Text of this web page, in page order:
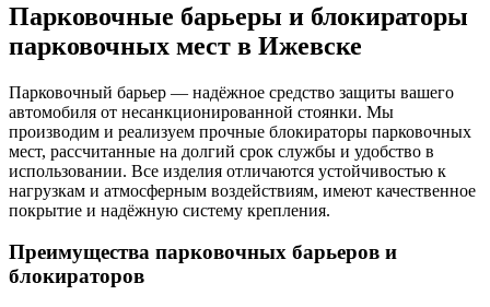
Парковочные барьеры и блокираторы
парковочных мест в Ижевске
Парковочный барьер — надёжное средство защиты вашего
автомобиля от несанкционированной стоянки. Мы
производим и реализуем прочные блокираторы парковочных
мест, рассчитанные на долгий срок службы и удобство в
использовании. Все изделия отличаются устойчивостью к
нагрузкам и атмосферным воздействиям, имеют качественное
покрытие и надёжную систему крепления.
Преимущества парковочных барьеров и
блокираторов